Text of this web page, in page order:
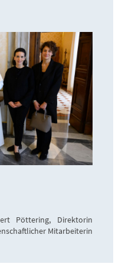
Pöttering, Direktorin
Mitarbeiterin